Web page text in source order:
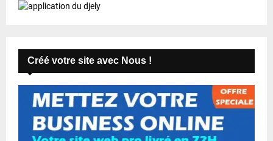
Créé votre site avec Nous !